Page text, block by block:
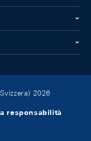
2026
responsabilità